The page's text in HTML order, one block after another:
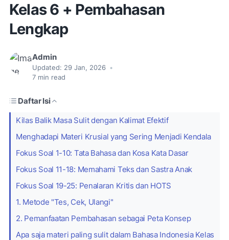
Kelas 6 + Pembahasan
Lengkap
Admin
Updated: 29 Jan, 2026 •
7 min read
Daftar Isi
Kilas Balik Masa Sulit dengan Kalimat Efektif
Menghadapi Materi Krusial yang Sering Menjadi Kendala
Fokus Soal 1-10: Tata Bahasa dan Kosa Kata Dasar
Fokus Soal 11-18: Memahami Teks dan Sastra Anak
Fokus Soal 19-25: Penalaran Kritis dan HOTS
1. Metode "Tes, Cek, Ulangi"
2. Pemanfaatan Pembahasan sebagai Peta Konsep
Apa saja materi paling sulit dalam Bahasa Indonesia Kelas